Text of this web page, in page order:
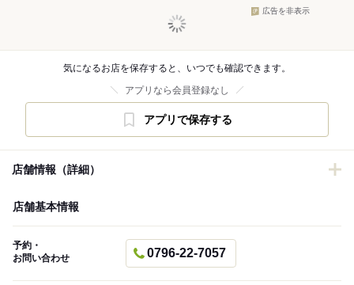
広告を非表示
気になるお店を保存すると、いつでも確認できます。
アプリなら会員登録なし
アプリで保存する
店舗情報（詳細）
店舗基本情報
予約・
お問い合わせ
0796-22-7057